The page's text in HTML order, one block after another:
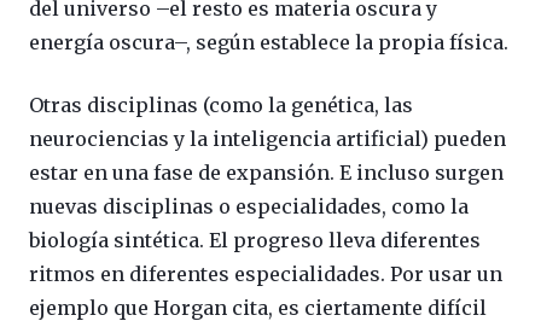
del universo –el resto es materia oscura y
energía oscura–, según establece la propia física.
Otras disciplinas (como la genética, las
neurociencias y la inteligencia artificial) pueden
estar en una fase de expansión. E incluso surgen
nuevas disciplinas o especialidades, como la
biología sintética. El progreso lleva diferentes
ritmos en diferentes especialidades. Por usar un
ejemplo que Horgan cita, es ciertamente difícil